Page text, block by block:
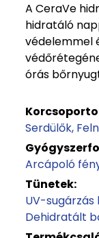
A CeraVe
hidratáló
védelemmel
órás
Serdülők
Arcápoló
Tünetek:
UV-
Dehidratált